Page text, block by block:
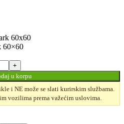
60×60
u korpu
i NE može se slati kurirskim službama.
vozilima prema važećim uslovima.